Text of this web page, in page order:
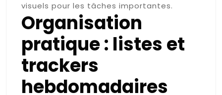
visuels pour les tâches importantes.
Organisation
pratique : listes et
trackers
hebdomadaires